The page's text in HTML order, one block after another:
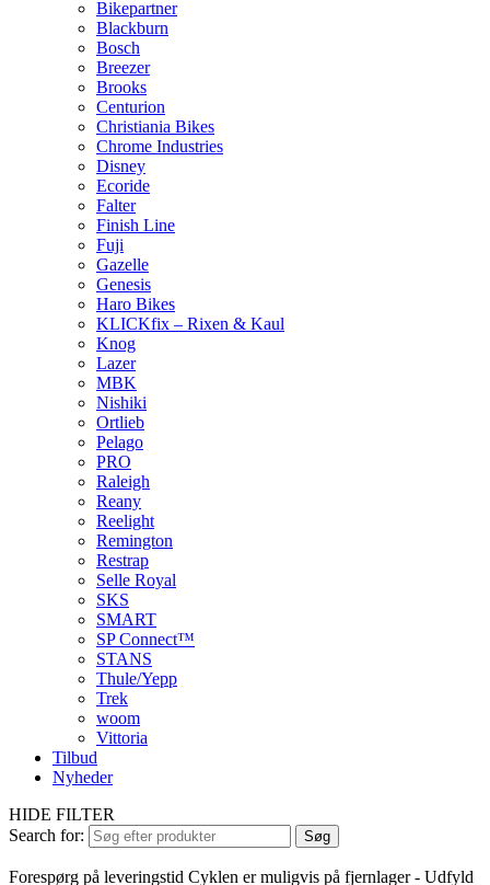
Bikepartner
Blackburn
Bosch
Breezer
Brooks
Centurion
Christiania Bikes
Chrome Industries
Disney
Ecoride
Falter
Finish Line
Fuji
Gazelle
Genesis
Haro Bikes
KLICKfix – Rixen & Kaul
Knog
Lazer
MBK
Nishiki
Ortlieb
Pelago
PRO
Raleigh
Reany
Reelight
Remington
Restrap
Selle Royal
SKS
SMART
SP Connect™
STANS
Thule/Yepp
Trek
woom
Vittoria
Tilbud
Nyheder
HIDE FILTER
Search for:
Søg
Forespørg på leveringstid Cyklen er muligvis på fjernlager - Udfyld